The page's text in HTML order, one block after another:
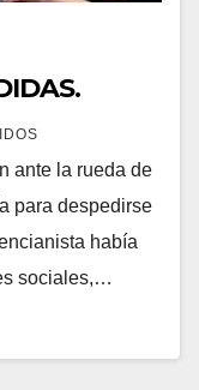
ante la rueda de
para despedirse
había
sociales,…